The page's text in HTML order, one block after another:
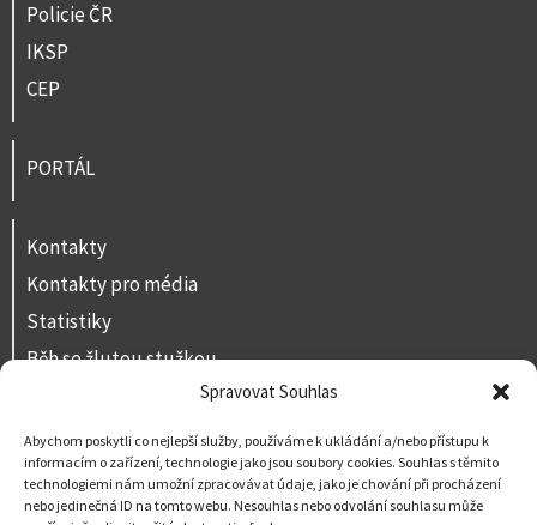
Spravovat Souhlas
Abychom poskytli co nejlepší služby, používáme k ukládání a/nebo přístupu k
informacím o zařízení, technologie jako jsou soubory cookies. Souhlas s těmito
technologiemi nám umožní zpracovávat údaje, jako je chování při procházení
nebo jedinečná ID na tomto webu. Nesouhlas nebo odvolání souhlasu může
Policie ČR
IKSP
CEP
PORTÁL
Kontakty
Kontakty pro média
Statistiky
Běh se žlutou stužkou
Prohlášení o přístupnosti
Napište nám